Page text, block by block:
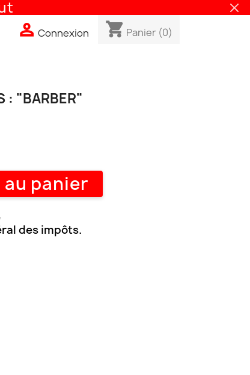
 Connexion shopping_cart Panier (0)
: "BARBER"
panier
des impôts.